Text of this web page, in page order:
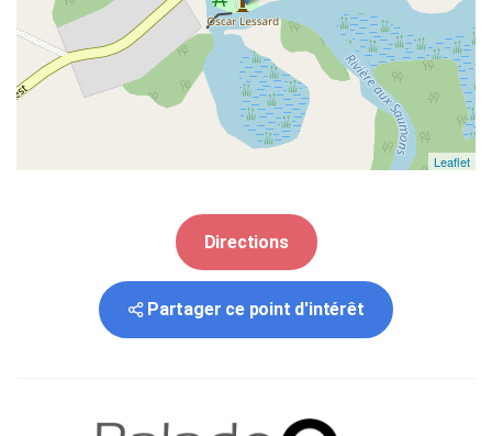
Leaflet
Directions
Partager ce point d'intérêt